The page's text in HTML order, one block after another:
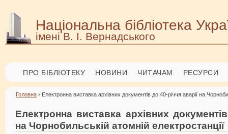
Національна бібліотека
імені В. І. Вернадського
ПРО БІБЛІОТЕКУ НОВИНИ ЧИТАЧАМ РЕСУРСИ
Головна › Електронна виставка архівних документів до 40-річчя аварії на
Електронна виставка архівних
на Чорнобильській атомній електростанції